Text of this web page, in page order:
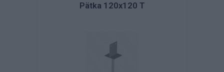
Pätka 120x120 T